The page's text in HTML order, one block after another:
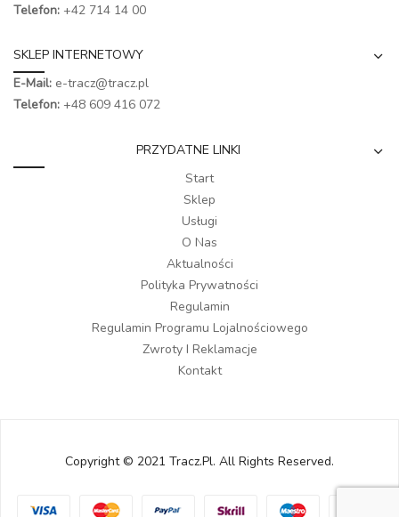
Telefon: +42 714 14 00
SKLEP INTERNETOWY
E-Mail: e-tracz@tracz.pl
Telefon: +48 609 416 072
PRZYDATNE LINKI
Start
Sklep
Usługi
O Nas
Aktualności
Polityka Prywatności
Regulamin
Regulamin Programu Lojalnościowego
Zwroty I Reklamacje
Kontakt
Copyright © 2021 Tracz.pl. All Rights Reserved.